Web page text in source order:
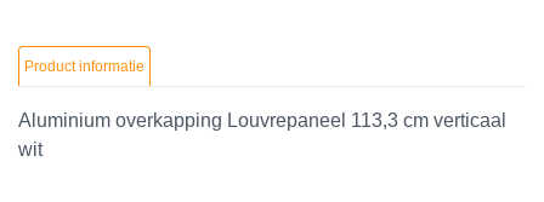
Product informatie
Aluminium overkapping Louvrepaneel 113,3 cm verticaal
wit